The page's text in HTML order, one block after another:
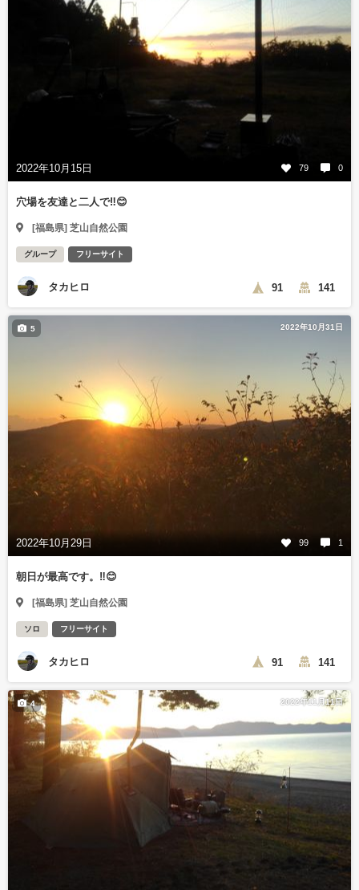
2022年10月15日 79 0
穴場を友達と二人で‼️😊
[福島県] 芝山自然公園
グループ フリーサイト
タカヒロ 91 141
2022年10月31日
2022年10月29日 99 1
5
朝日が最高です。‼️😊
[福島県] 芝山自然公園
ソロ フリーサイト
タカヒロ 91 141
2022年11月11日
4